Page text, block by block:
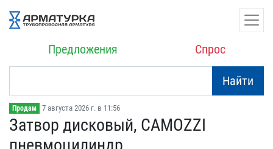
Предложения Спрос
Найти
Продам 7 августа 2026 г. в 11:56
Затвор дисковый, CAMOZZI​